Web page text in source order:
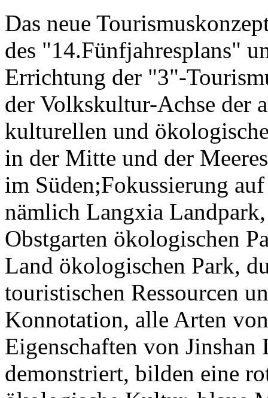
Das neue
des "14.Fünfjahresplans"
Errichtung der "3"-
der Volkskultur-Achse der
kulturellen und
in der Mitte und der
im Süden;Fokussierung
nämlich Langxia
Obstgarten ökologischen
Land ökologischen Park,
touristischen Ressourcen
Konnotation, alle Arten
Eigenschaften von
demonstriert, bilden eine